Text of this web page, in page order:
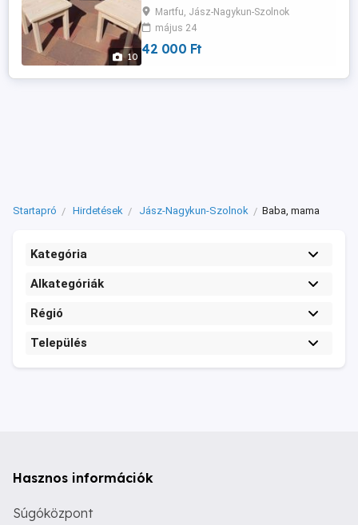
10
tudom postázni. Ha kézhezvételkor úgy
gondolja, hogy a termék nem felel meg az
Ön minőségi elvárásainak, akkor küldje
vissza a kisbútort és én visszafizetem az
zsákbamacskát árulok! Eladó ...
Martfu, Jász-Nagykun-Szolnok
május 24
42 000 Ft
Startapró Hirdetések Jász-Nagykun-Szolnok Baba, mama
Kategória
Alkategóriák
Régió
Település
Hasznos információk
Súgóközpont